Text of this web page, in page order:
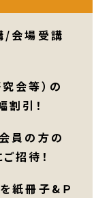
/会場受講
会等）の
引！
員の方の
招待！
紙冊子&Ｐ